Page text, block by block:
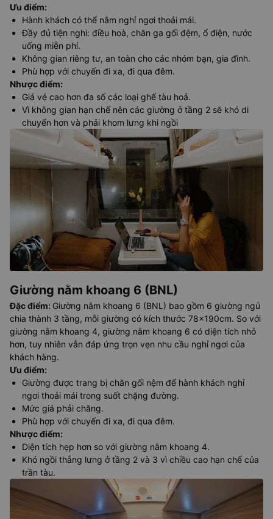
Ưu điểm:
Hành khách có thể nằm nghỉ ngơi thoải mái.
Đầy đủ tiện nghi: điều hoà, chăn ga gối đệm, ổ điện, nước
uống miễn phí.
Không gian riêng tư, an toàn cho các nhóm bạn, gia đình.
Phù hợp với chuyến đi xa, đi qua đêm.
Nhược điểm:
Giá vé cao hơn đa số các loại ghế tàu hoả.
Vì không gian hạn chế nên các giường ở tầng 2 sẽ khó di
chuyển hơn và phải khom lưng khi ngồi
Giường nằm khoang 6 (BNL)
Đặc điểm: Giường nằm khoang 6 (BNL) bao gồm 6 giường ngủ
chia thành 3 tầng, mỗi giường có kích thước 78x190cm. So với
giường nằm khoang 4, giường nằm khoang 6 có diện tích nhỏ
hơn, tuy nhiên vẫn đáp ứng trọn vẹn nhu cầu nghỉ ngơi của
khách hàng.
Ưu điểm:
Giường được trang bị chăn gối nệm để hành khách nghỉ
ngơi thoải mái trong suốt chặng đường.
Mức giá phải chăng.
Phù hợp với chuyến đi xa, đi qua đêm.
Nhược điểm:
Diện tích hẹp hơn so với giường nằm khoang 4.
Khó ngồi thẳng lưng ở tầng 2 và 3 vì chiều cao hạn chế của
trần tàu.